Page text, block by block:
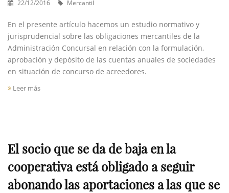
22/12/2016 Mercantil
En el presente artículo hacemos un estudio normativo y
jurisprudencial sobre las obligaciones mercantiles de la
Administración Concursal en relación con la formulación,
aprobación y depósito de las cuentas anuales de sociedades
en situación de concurso de acreedores.
Leer más
El socio que se da de baja en la
cooperativa está obligado a seguir
abonando las aportaciones a las que se